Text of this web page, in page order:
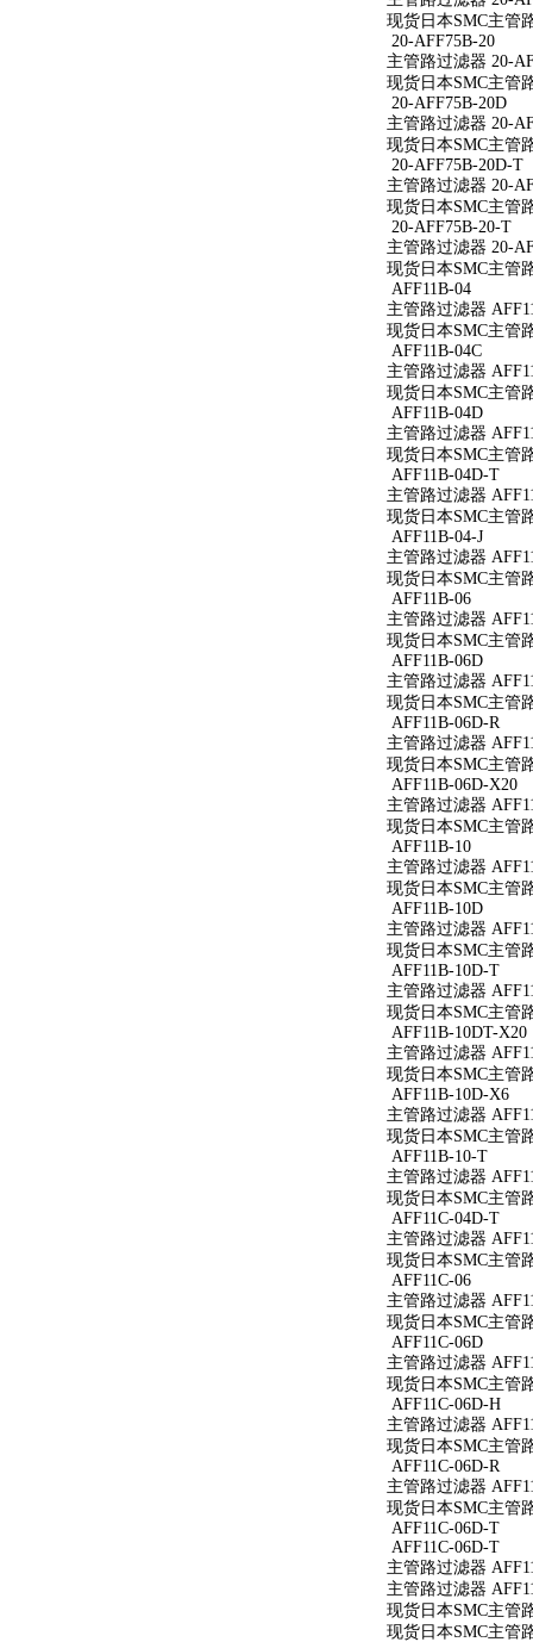
现货日本SMC主管
20-AFF75B-20
主管路过滤器 20-
现货日本SMC主管
20-AFF75B-20D
主管路过滤器 20-
现货日本SMC主管
20-AFF75B-20D-T
主管路过滤器 20-
现货日本SMC主管
20-AFF75B-20-T
主管路过滤器 20-
现货日本SMC主管
AFF11B-04
主管路过滤器
现货日本SMC主管
AFF11B-04C
主管路过滤器
现货日本SMC主管
AFF11B-04D
主管路过滤器
现货日本SMC主管
AFF11B-04D-T
主管路过滤器
现货日本SMC主管
AFF11B-04-J
主管路过滤器
现货日本SMC主管
AFF11B-06
主管路过滤器
现货日本SMC主管
AFF11B-06D
主管路过滤器
现货日本SMC主管
AFF11B-06D-R
主管路过滤器
现货日本SMC主管
AFF11B-06D-X20
主管路过滤器
现货日本SMC主管
AFF11B-10
主管路过滤器
现货日本SMC主管
AFF11B-10D
主管路过滤器
现货日本SMC主管
AFF11B-10D-T
主管路过滤器
现货日本SMC主管
AFF11B-10DT-X20
主管路过滤器
现货日本SMC主管
AFF11B-10D-X6
主管路过滤器
现货日本SMC主管
AFF11B-10-T
主管路过滤器
现货日本SMC主管
AFF11C-04D-T
主管路过滤器
现货日本SMC主管
AFF11C-06
主管路过滤器
现货日本SMC主管
AFF11C-06D
主管路过滤器
现货日本SMC主管
AFF11C-06D-H
主管路过滤器
现货日本SMC主管
AFF11C-06D-R
主管路过滤器
现货日本SMC主管
AFF11C-06D-T
AFF11C-06D-T
主管路过滤器
主管路过滤器
现货日本SMC主管
现货日本SMC主管